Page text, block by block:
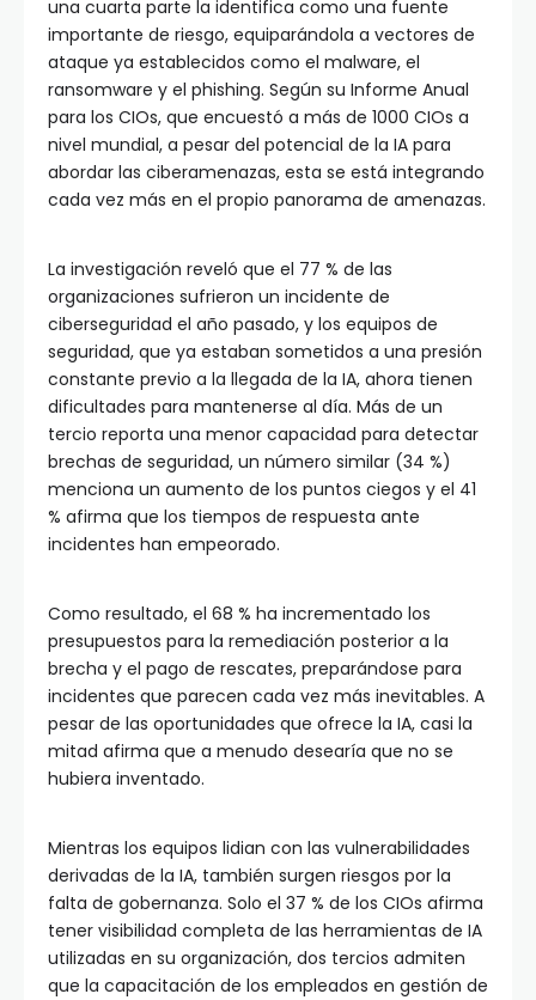
una cuarta parte la identifica como una fuente
importante de riesgo, equiparándola a vectores de
ataque ya establecidos como el malware, el
ransomware y el phishing. Según su Informe Anual
para los CIOs, que encuestó a más de 1000 CIOs a
nivel mundial, a pesar del potencial de la IA para
abordar las ciberamenazas, esta se está integrando
cada vez más en el propio panorama de amenazas.
La investigación reveló que el 77 % de las
organizaciones sufrieron un incidente de
ciberseguridad el año pasado, y los equipos de
seguridad, que ya estaban sometidos a una presión
constante previo a la llegada de la IA, ahora tienen
dificultades para mantenerse al día. Más de un
tercio reporta una menor capacidad para detectar
brechas de seguridad, un número similar (34 %)
menciona un aumento de los puntos ciegos y el 41
% afirma que los tiempos de respuesta ante
incidentes han empeorado.
Como resultado, el 68 % ha incrementado los
presupuestos para la remediación posterior a la
brecha y el pago de rescates, preparándose para
incidentes que parecen cada vez más inevitables. A
pesar de las oportunidades que ofrece la IA, casi la
mitad afirma que a menudo desearía que no se
hubiera inventado.
Mientras los equipos lidian con las vulnerabilidades
derivadas de la IA, también surgen riesgos por la
falta de gobernanza. Solo el 37 % de los CIOs afirma
tener visibilidad completa de las herramientas de IA
utilizadas en su organización, dos tercios admiten
que la capacitación de los empleados en gestión de